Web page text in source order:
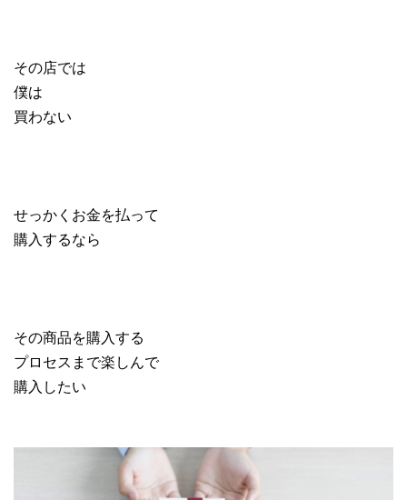
その店では
僕は
買わない
せっかくお金を払って
購入するなら
その商品を購入する
プロセスまで楽しんで
購入したい